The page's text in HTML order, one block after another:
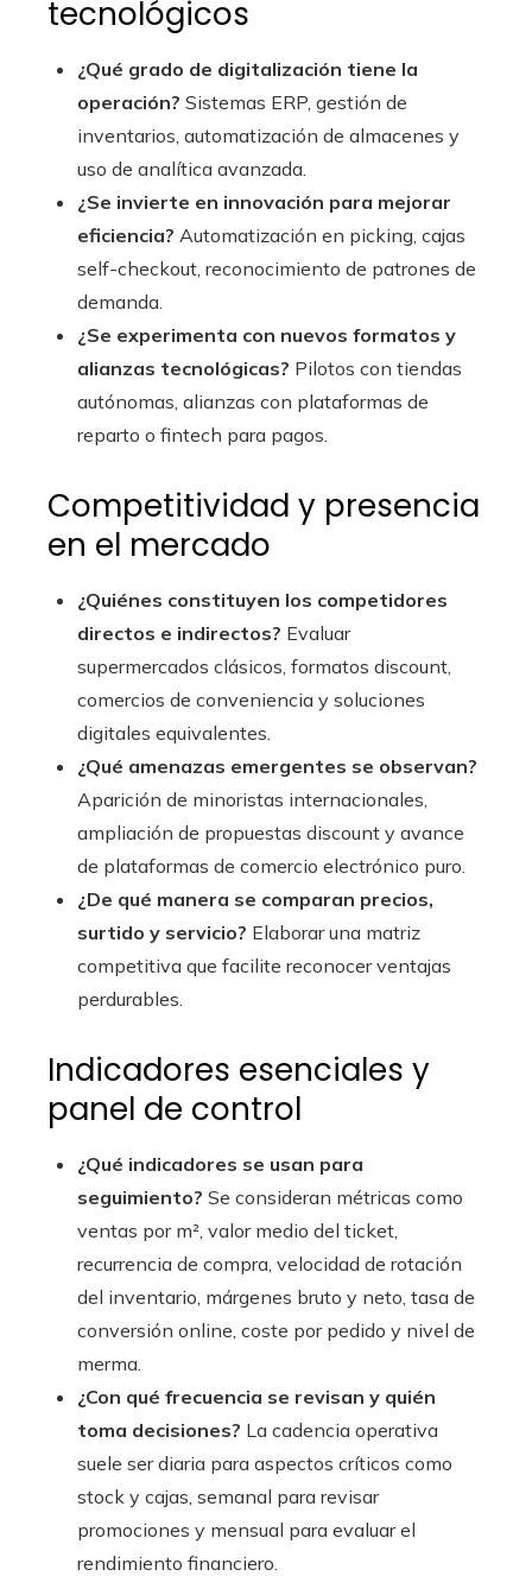
tecnológicos
¿Qué grado de digitalización tiene la
operación? Sistemas ERP, gestión de
inventarios, automatización de almacenes y
uso de analítica avanzada.
¿Se invierte en innovación para mejorar
eficiencia? Automatización en picking, cajas
self-checkout, reconocimiento de patrones de
demanda.
¿Se experimenta con nuevos formatos y
alianzas tecnológicas? Pilotos con tiendas
autónomas, alianzas con plataformas de
reparto o fintech para pagos.
Competitividad y presencia
en el mercado
¿Quiénes constituyen los competidores
directos e indirectos? Evaluar
supermercados clásicos, formatos discount,
comercios de conveniencia y soluciones
digitales equivalentes.
¿Qué amenazas emergentes se observan?
Aparición de minoristas internacionales,
ampliación de propuestas discount y avance
de plataformas de comercio electrónico puro.
¿De qué manera se comparan precios,
surtido y servicio? Elaborar una matriz
competitiva que facilite reconocer ventajas
perdurables.
Indicadores esenciales y
panel de control
¿Qué indicadores se usan para
seguimiento? Se consideran métricas como
ventas por m², valor medio del ticket,
recurrencia de compra, velocidad de rotación
del inventario, márgenes bruto y neto, tasa de
conversión online, coste por pedido y nivel de
merma.
¿Con qué frecuencia se revisan y quién
toma decisiones? La cadencia operativa
suele ser diaria para aspectos críticos como
stock y cajas, semanal para revisar
promociones y mensual para evaluar el
rendimiento financiero.